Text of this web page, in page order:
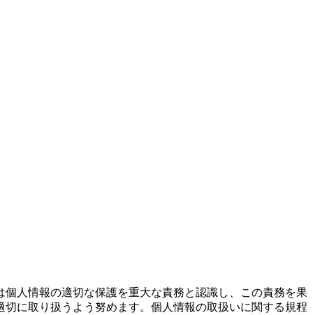
人情報の適切な保護を重大な責務と認識し、この責務を果
に取り扱うよう努めます。個人情報の取扱いに関する規程